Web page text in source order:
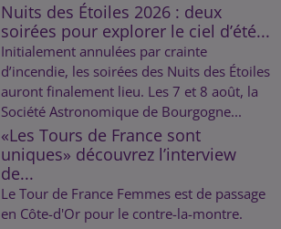
Nuits des Étoiles 2026 : deux
soirées pour explorer le ciel d’été...
Initialement annulées par crainte
d’incendie, les soirées des Nuits des Étoiles
auront finalement lieu. Les 7 et 8 août, la
Société Astronomique de Bourgogne...
«Les Tours de France sont
uniques» découvrez l’interview
de...
Le Tour de France Femmes est de passage
en Côte-d'Or pour le contre-la-montre.